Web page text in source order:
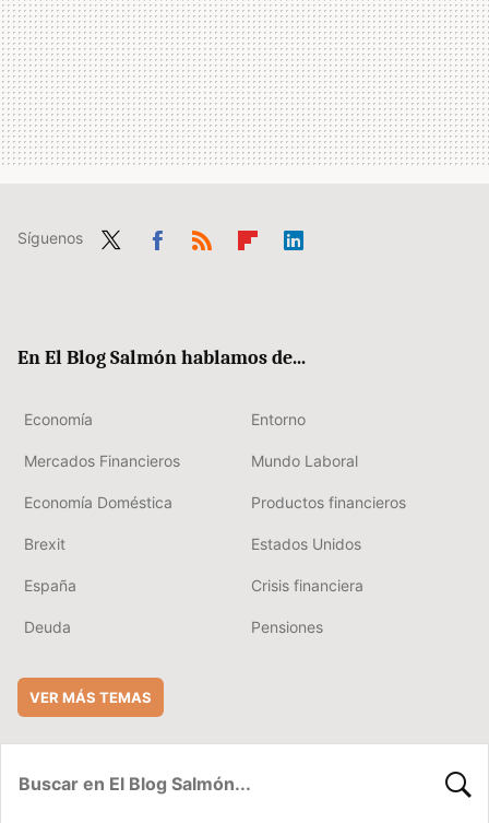
Síguenos
En El Blog Salmón hablamos de...
Economía Entorno
Mercados Financieros Mundo Laboral
Economía Doméstica Productos financieros
Brexit Estados Unidos
España Crisis financiera
Deuda Pensiones
VER MÁS TEMAS